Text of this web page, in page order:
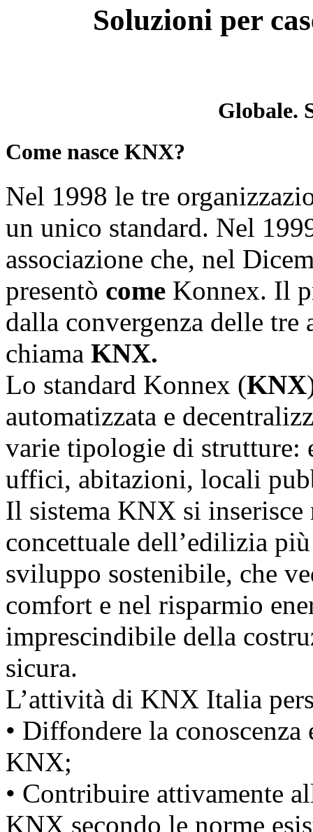
Soluzioni per
Globale.
Come nasce KNX?
Nel 1998 le tre
un unico standard. Nel
associazione che, nel
presentò come Konnex. Il
dalla convergenza delle
chiama KNX.
Lo standard Konnex (KNX
automatizzata e
varie tipologie di
uffici, abitazioni, locali
Il sistema KNX si
concettuale dell’edilizia
sviluppo sostenibile, che
comfort e nel risparmio
imprescindibile della
sicura.
L’attività di KNX Italia
• Diffondere la
KNX;
• Contribuire attivamente
KNX secondo le norme